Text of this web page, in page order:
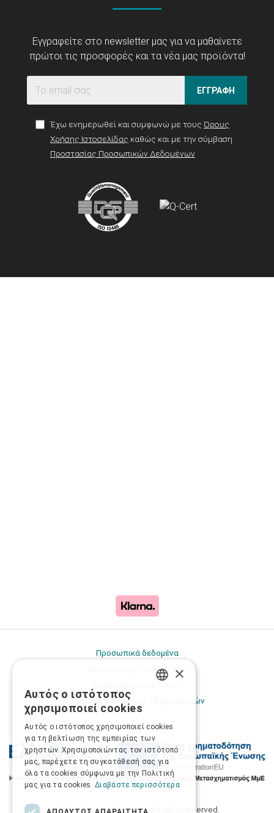
Εγγραφείτε στο newsletter μας για να μαθαίνετε
πρώτοι τις προσφορές και τα νέα μας προϊόντα!
ΕΓΓΡΑΦΗ
Έχω ενημερωθεί και συμφωνώ με τους Όρους
Χρήσης Ιστοσελίδας καθώς και με την σύμβαση
Προστασίας Προσωπικών Δεδομένων
Προσωπικά δεδομένα
Όροι Χρήσης Ιστοσελίδας
Πολιτική Ασφάλειας Πληροφοριών
2026 © Δίγκας Γ. Ιατρικά. All rights reserved.
×
Αυτός ο ιστότοπος
χρησιμοποιεί cookies
Αυτός ο ιστότοπος χρησιμοποιεί cookies
για τη βελτίωση της εμπειρίας των
χρηστών. Χρησιμοποιώντας τον ιστότοπό
μας, παρέχετε τη συγκατάθεσή σας για
όλα τα cookies σύμφωνα με την Πολιτική
μας για τα cookies. Διαβάστε περισσότερα